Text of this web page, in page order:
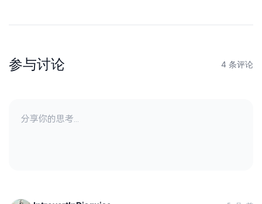
参与讨论 4 条评论